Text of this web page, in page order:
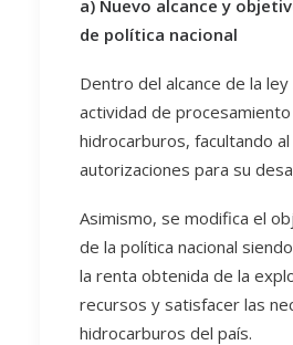
a) Nuevo alcance y
de política nacional
Dentro del alcance de la ley
actividad de
hidrocarburos, facultando
autorizaciones para su
Asimismo, se modifica el
de la política nacional
la renta obtenida de la
recursos y satisfacer las
hidrocarburos del país.